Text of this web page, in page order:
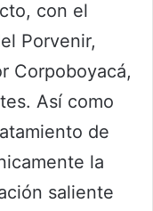
con el
Porvenir,
Corpoboyacá,
Así como
de
la
saliente